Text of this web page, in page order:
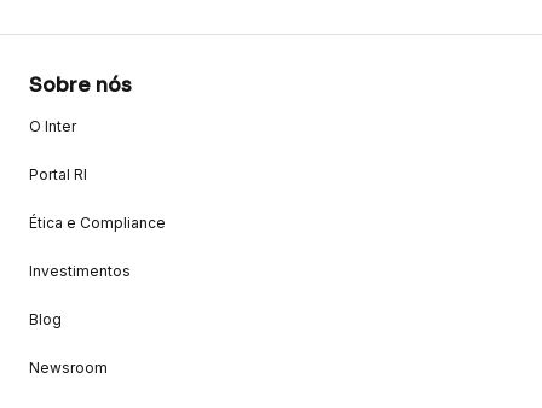
Sobre nós
O Inter
Portal RI
Ética e Compliance
Investimentos
Blog
Newsroom